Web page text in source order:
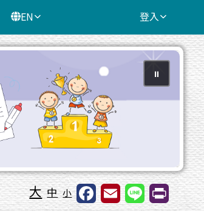
EN 登入
⏸
大 中 小